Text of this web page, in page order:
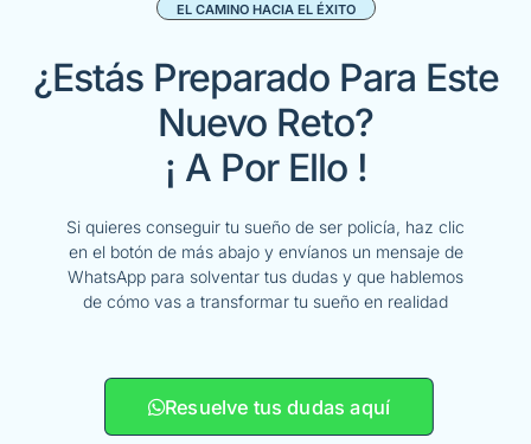
EL CAMINO HACIA EL ÉXITO
¿Estás Preparado Para Este
Nuevo Reto?
¡ A Por Ello !
Si quieres conseguir tu sueño de ser policía, haz clic
en el botón de más abajo y envíanos un mensaje de
WhatsApp para solventar tus dudas y que hablemos
de cómo vas a transformar tu sueño en realidad
Resuelve tus dudas aquí